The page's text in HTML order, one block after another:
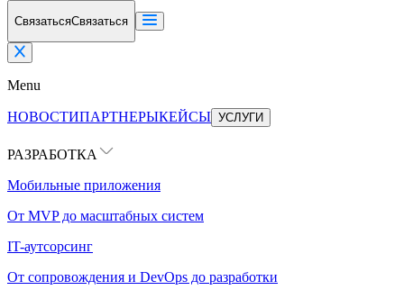
СвязатьсяСвязаться
Menu
НОВОСТИПАРТНЕРЫКЕЙСЫ УСЛУГИ
РАЗРАБОТКА
Мобильные приложения
От MVP до масштабных систем
IT-аутсорсинг
От сопровождения и DevOps до разработки